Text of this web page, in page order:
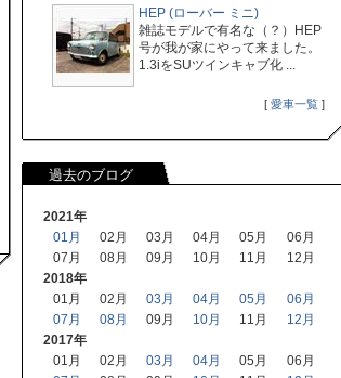
HEP (ローバー ミニ)
雑誌モデルで有名な（？）HEP
号が我が家にやって来ました。
1.3iをSUツインキャブ化 ...
[ 愛車一覧 ]
過去のブログ
2021年
01月
02月 03月 04月 05月
06月
07月
08月 09月 10月 11月
12月
2018年
01月
02月 03月 04月 05月
06月
07月
08月 09月 10月 11月
12月
2017年
01月
02月 03月 04月 05月
06月